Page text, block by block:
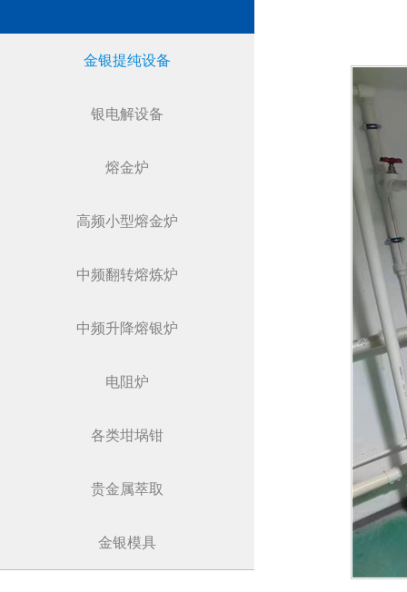
金银提纯设备
银电解设备
熔金炉
高频小型熔金炉
中频翻转熔炼炉
中频升降熔银炉
电阻炉
各类坩埚钳
贵金属萃取
金银模具